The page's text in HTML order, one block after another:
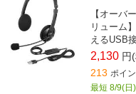
【オーバ
リューム
えるUSB
ドタイプ｡
2,130 円
213 ポイ
最短 8/9(日